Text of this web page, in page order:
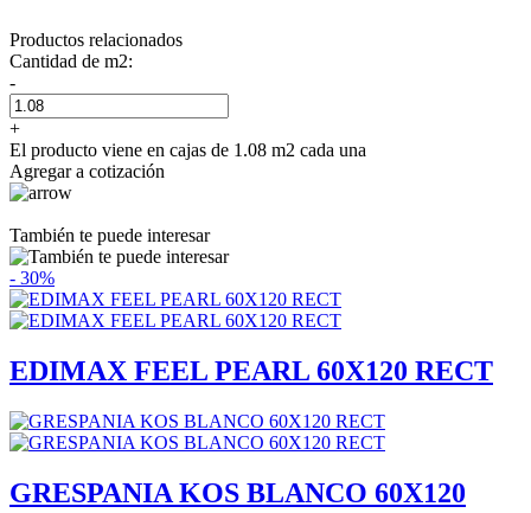
Productos relacionados
Cantidad de m2:
-
+
El producto viene en cajas de 1.08 m2 cada una
Agregar a cotización
También te puede interesar
- 30%
EDIMAX FEEL PEARL 60X120 RECT
GRESPANIA KOS BLANCO 60X120